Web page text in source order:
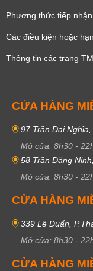
Phương thức tiếp
Các điều kiện hoặc
Thông tin các trang
CỬA HÀNG
97 Trần Đại Nghĩa,
Mở cửa: 8h30 -
58 Trần Đăng
Mở cửa: 8h30 -
CỬA HÀNG
339 Lê Duẩn,
Mở cửa: 8h30 -
CỬA HÀNG